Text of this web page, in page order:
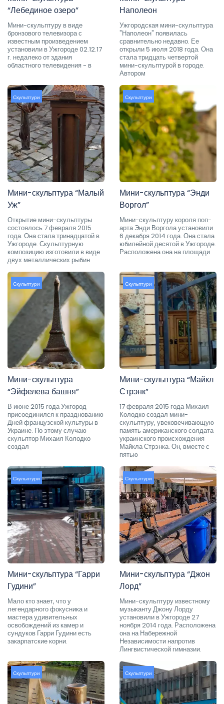
“Лебединое озеро”
Мини-скульптуру в виде
бронзового телевизора с
известным произведением
установили в Ужгороде 02.12.17
г. недалеко от здания
областного телевидения - в
Наполеон
Ужгородская мини-скульптура
"Наполеон" появилась
сравнительно недавно. Ее
открыли 5 июля 2018 года. Она
стала тридцать четвертой
мини-скульптурой в городе.
Автором
Скульптури
Мини-скульптура “Малый
Уж”
Открытие мини-скульптуры
состоялось 7 февраля 2015
года. Она стала тринадцатой в
Ужгороде. Скульптурную
композицию изготовили в виде
двух металлических рыбин
Скульптури
Мини-скульптура “Энди
Воргол”
Мини-скульптуру короля поп-
арта Энди Воргола установили
6 декабря 2014 года. Она стала
юбилейной десятой в Ужгороде.
Расположена она на площади
Скульптури
Мини-скульптура
“Эйфелева башня”
В июне 2015 года Ужгород
присоединился к празднованию
Дней французской культуры в
Украине. По этому случаю
скульптор Михаил Колодко
создал
Скульптури
Мини-скульптура “Майкл
Стрэнк”
17 февраля 2015 года Михаил
Колодко создал мини-
скульптуру, увековечивающую
память американского солдата
украинского происхождения
Майкла Стрэнка. Он, вместе с
пятью
Скульптури
Мини-скульптура “Гарри
Гудини”
Мало кто знает, что у
легендарного фокусника и
мастера удивительных
освобождений из камер и
сундуков Гарри Гудини есть
закарпатские корни.
Скульптури
Мини-скульптура “Джон
Лорд”
Мини-скульптуру известному
музыканту Джону Лорду
установили в Ужгороде 27
ноября 2014 года. Расположена
она на Набережной
Независимости напротив
Лингвистической гимназии.
Скульптури Скульптури